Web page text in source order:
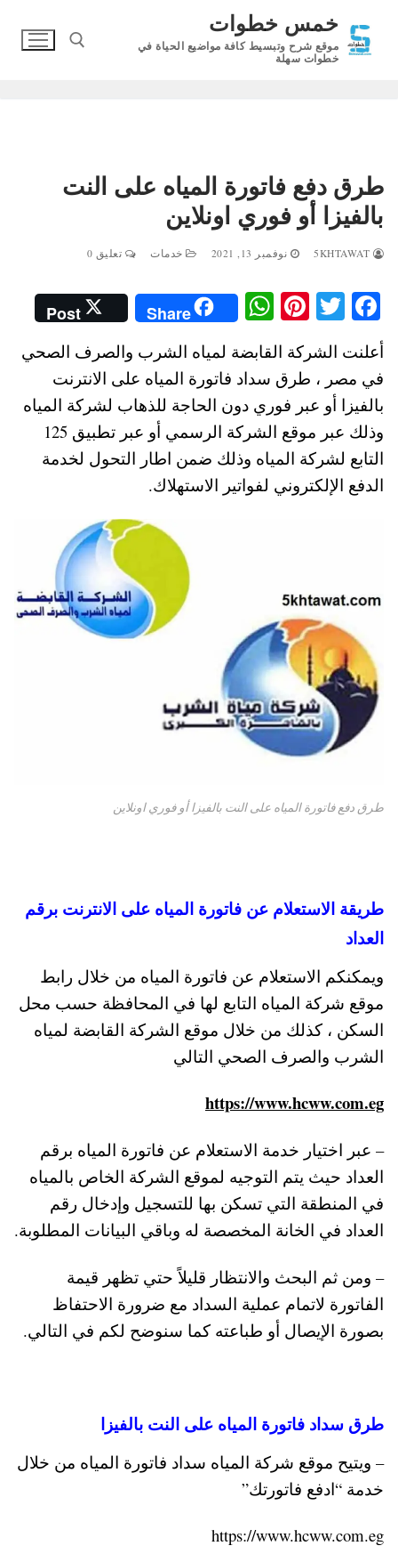
المحتوى
خمس خطوات
موقع شرح وتبسيط كافة مواضيع الحياة في
خطوات سهلة
طرق دفع فاتورة المياه على النت
بالفيزا أو فوري اونلاين
نوفمبر 13, 2021 خدمات تعليق 0
Fa
ce
bo
ok
T
wi
tte
r
Pi
nt
er
es
t
W
ha
ts
A
pp
Share
Post
أعلنت الشركة القابضة لمياه الشرب والصرف الصحي
في مصر ، طرق سداد فاتورة المياه على الانترنت
بالفيزا أو عبر فوري دون الحاجة للذهاب لشركة المياه
وذلك عبر موقع الشركة الرسمي أو عبر تطبيق 125
التابع لشركة المياه وذلك ضمن اطار التحول لخدمة
الدفع الإلكتروني لفواتير الاستهلاك.
طرق دفع فاتورة المياه على النت بالفيزا أو فوري اونلاين
طريقة الاستعلام عن فاتورة المياه على الانترنت برقم
العداد
ويمكنكم الاستعلام عن فاتورة المياه من خلال رابط
موقع شركة المياه التابع لها في المحافظة حسب محل
السكن ، كذلك من خلال موقع الشركة القابضة لمياه
الشرب والصرف الصحي التالي
https://www.hcww.com.eg
– عبر اختيار خدمة الاستعلام عن فاتورة المياه برقم
العداد حيث يتم التوجيه لموقع الشركة الخاص بالمياه
في المنطقة التي تسكن بها للتسجيل وإدخال رقم
العداد في الخانة المخصصة له وباقي البيانات المطلوبة.
– ومن ثم البحث والانتظار قليلاً حتي تظهر قيمة
الفاتورة لاتمام عملية السداد مع ضرورة الاحتفاظ
بصورة الإيصال أو طباعته كما سنوضح لكم في التالي.
طرق سداد فاتورة المياه على النت بالفيزا
– ويتيح موقع شركة المياه سداد فاتورة المياه من خلال
خدمة “ادفع فاتورتك”
https://www.hcww.com.eg